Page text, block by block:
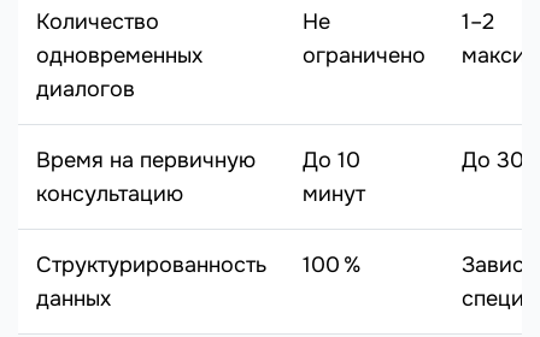
Количество
одновременных
диалогов
Не
ограничено
1–2
Время на первичную
консультацию
До 10
минут
До 30
Структурированность
данных
100 %